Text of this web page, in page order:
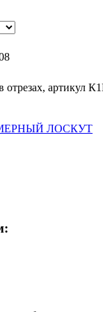
отрезах, артикул
ЛОСКУТ